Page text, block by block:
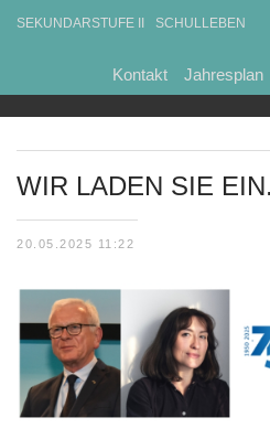
SEKUNDARSTUFE II SCHULLEBEN
Jahresplan
Kontakt
WIR LADEN SIE
20.05.2025 11:22